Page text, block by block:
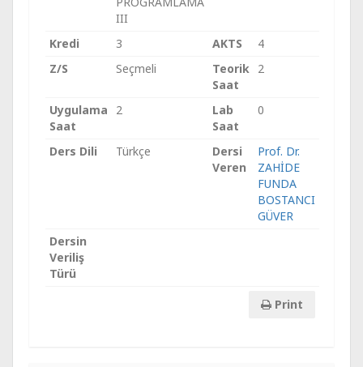
III
Kredi 3 AKTS
4
Z/S
Seçmeli
Teorik
Saat
2
Uygulama
Saat
2
Lab
Saat
0
Ders Dili Türkçe
Dersi
Veren
Prof. Dr.
ZAHİDE
FUNDA
BOSTANCI
GÜVER
Dersin
Veriliş
Türü
Print